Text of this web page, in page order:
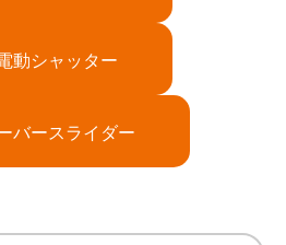
動シャッター
バースライダー